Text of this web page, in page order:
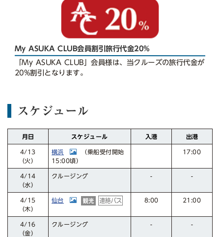
My ASUKA CLUB会員割引旅行代金20%
「My ASUKA CLUB」会員様は、当クルーズの旅行代金が
20%割引となります。
スケジュール
月日 スケジュール 入港 出港
4/13
（火）
横浜 （乗船受付開始
15:00頃）
17:00
4/14
（水）
クルージング - -
4/15
（木）
仙台 8:00 21:00
4/16
（金）
クルージング - -